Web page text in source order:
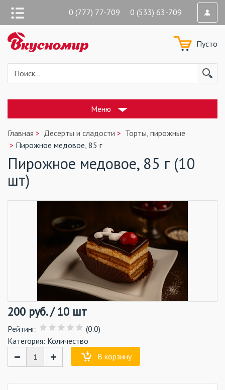
0 (777) 77-709 0 (533) 63-709
Пусто
Меню
Главная Десерты и сладости
Торты, пирожные
Пирожное медовое, 85 г
Пирожное медовое, 85 г (10
шт)
200 руб./10 шт
Рейтинг:
(0.0)
Категория: Количество
− + В корзину